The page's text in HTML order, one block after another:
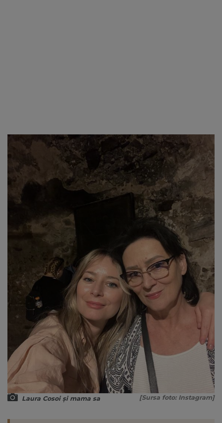
Laura Cosoi și mama sa [Sursa foto: Instagram]